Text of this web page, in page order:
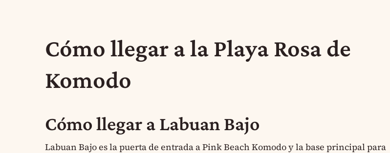
Cómo llegar a la Playa Rosa de
Komodo
Cómo llegar a Labuan Bajo
Labuan Bajo es la puerta de entrada a Pink Beach Komodo y la base principal para